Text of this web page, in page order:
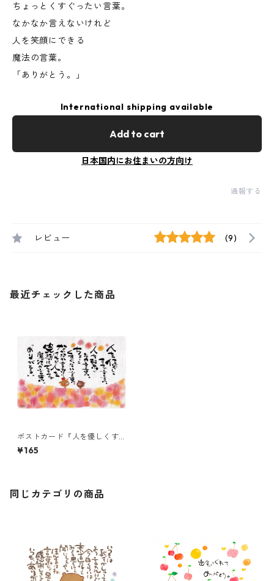
ちょっとくすぐったい言葉。
なかなか言えないけれど
人を笑顔にできる
魔法の言葉。
「ありがとう。」
International shipping available
Add to cart
日本国内にお住まいの方向け
通報する
レビュー (9)
最近チェックした商品
ポストカード『人を優しくす
る言葉。・・・』
¥165
同じカテゴリの商品